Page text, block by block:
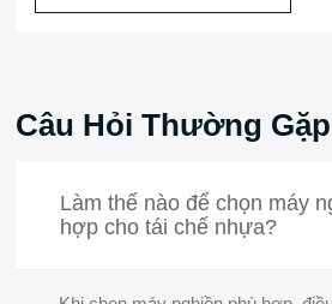
Câu Hỏi Thường Gặp
Làm thế nào để chọn máy
hợp cho tái chế nhựa?